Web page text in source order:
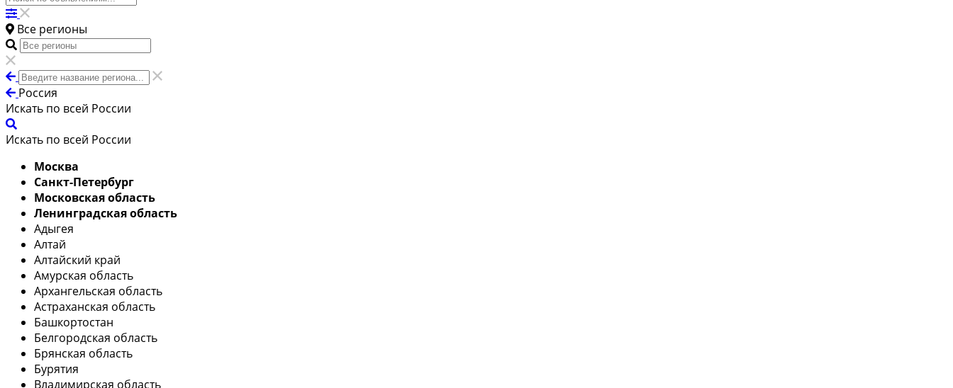
Все регионы
Россия
Искать по всей России
Искать по всей России
Москва
Санкт-Петербург
Московская область
Ленинградская область
Адыгея
Алтай
Алтайский край
Амурская область
Архангельская область
Астраханская область
Башкортостан
Белгородская область
Брянская область
Бурятия
Владимирская область